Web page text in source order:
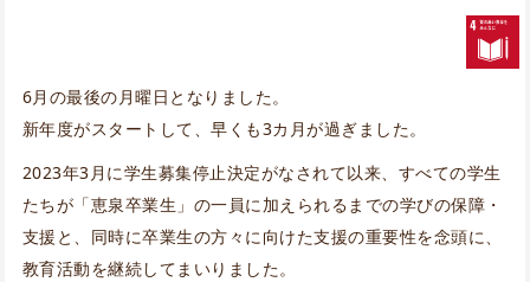
6月の最後の月曜日となりました。
新年度がスタートして、早くも3カ月が過ぎました。
2023年3月に学生募集停止決定がなされて以来、すべての学生
たちが「恵泉卒業生」の一員に加えられるまでの学びの保障・
支援と、同時に卒業生の方々に向けた支援の重要性を念頭に、
教育活動を継続してまいりました。